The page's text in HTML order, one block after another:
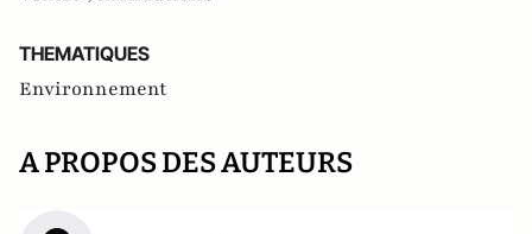
THEMATIQUES
Environnement
A PROPOS DES AUTEURS